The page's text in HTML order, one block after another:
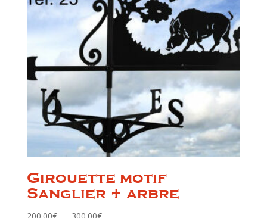
Girouette motif
Sanglier + arbre
Plage